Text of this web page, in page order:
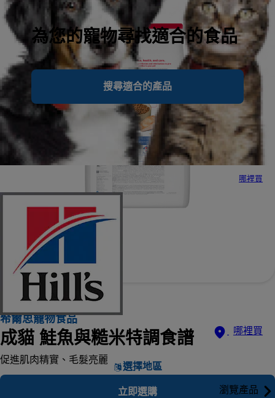
為您的寵物尋找適合的食品
搜尋適合的產品
哪裡買
哪裡買
選擇地區
瀏覽產品
希爾思寵物食品
成貓 鮭魚與糙米特調食譜
促進肌肉精實、毛髮亮麗
立即選購